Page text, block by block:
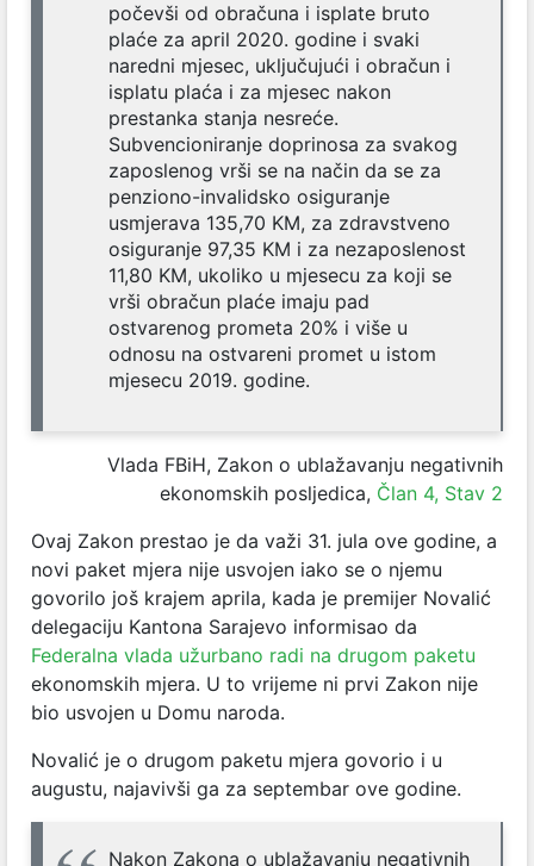
počevši od obračuna i isplate bruto
plaće za april 2020. godine i svaki
naredni mjesec, uključujući i obračun i
isplatu plaća i za mjesec nakon
prestanka stanja nesreće.
Subvencioniranje doprinosa za svakog
zaposlenog vrši se na način da se za
penziono-invalidsko osiguranje
usmjerava 135,70 KM, za zdravstveno
osiguranje 97,35 KM i za nezaposlenost
11,80 KM, ukoliko u mjesecu za koji se
vrši obračun plaće imaju pad
ostvarenog prometa 20% i više u
odnosu na ostvareni promet u istom
mjesecu 2019. godine.
Vlada FBiH, Zakon o ublažavanju negativnih
ekonomskih posljedica, Član 4, Stav 2
Ovaj Zakon prestao je da važi 31. jula ove godine, a
novi paket mjera nije usvojen iako se o njemu
govorilo još krajem aprila, kada je premijer Novalić
delegaciju Kantona Sarajevo informisao da
Federalna vlada užurbano radi na drugom paketu
ekonomskih mjera. U to vrijeme ni prvi Zakon nije
bio usvojen u Domu naroda.
Novalić je o drugom paketu mjera govorio i u
augustu, najavivši ga za septembar ove godine.
Nakon Zakona o ublažavanju negativnih